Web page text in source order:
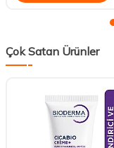
Çok Satan Ürünler